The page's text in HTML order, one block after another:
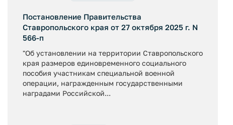
Постановление Правительства
Ставропольского края от 27 октября 2025 г. N
566-п
"Об установлении на территории Ставропольского
края размеров единовременного социального
пособия участникам специальной военной
операции, награжденным государственными
наградами Российской...